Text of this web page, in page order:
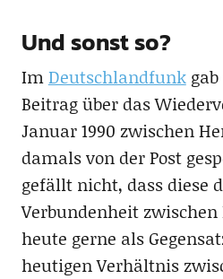
Und sonst so?
ImDeutschlandfunkgab
Beitrag über das
Januar 1990 zwischen
damals von der Post
gefällt nicht, dass diese
Verbundenheit
heute gerne als
heutigen Verhältnis